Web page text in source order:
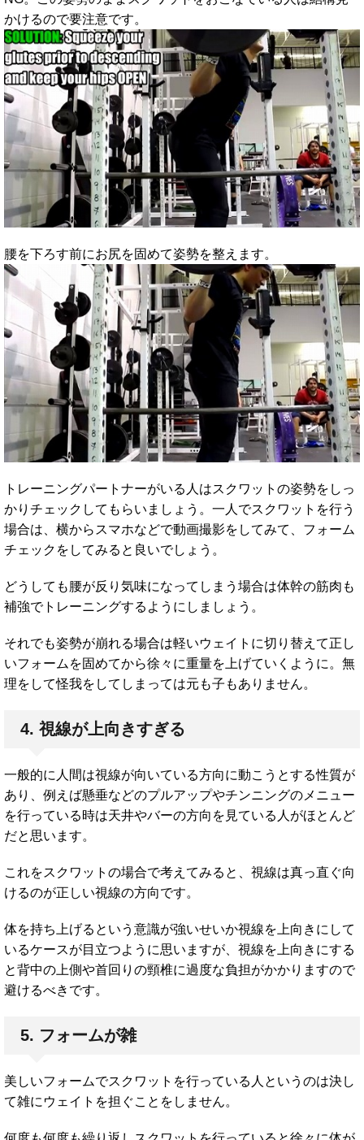
かけるので要注意です。
腰を下ろす前にお尻を固めて姿勢を整えます。
トレーニングパートナーがいる人はスクワットの姿勢をしっ
かりチェックしてもらいましょう。一人でスクワットを行う
場合は、横からスマホなどで動画撮影をしてみて、フォーム
チェックをしてみると良いでしょう。
どうしても腰が反り気味になってしまう場合は体幹の筋肉も
補強でトレーニングするようにしましょう。
それでも姿勢が崩れる場合は軽いウェイトに切り替えて正し
いフォームを固めてから徐々に重量を上げていくように。無
理をして怪我をしてしまっては元も子もありません。
4. 視線が上向きすぎる
一般的に人間は視線が向いている方向に動こうとする性質が
あり、例えば懸垂などのプルアップやチンニングのメニュー
を行っている時は天井やバーの方向を見ている人がほとんど
だと思います。
これをスクワットの場合で考えてみると、視線は真っ直ぐ向
けるのが正しい視線の方向です。
体を持ち上げるという意識が強いせいか視線を上向きにして
いるケースが目立つように思いますが、視線を上向きにする
と背中の上側や首回りの頸椎に過度な負担がかかりますので
避けるべきです。
5. フォームが雑
美しいフォームでスクワットを行っている人というのは決し
て雑にウェイトを担ぐことをしません。